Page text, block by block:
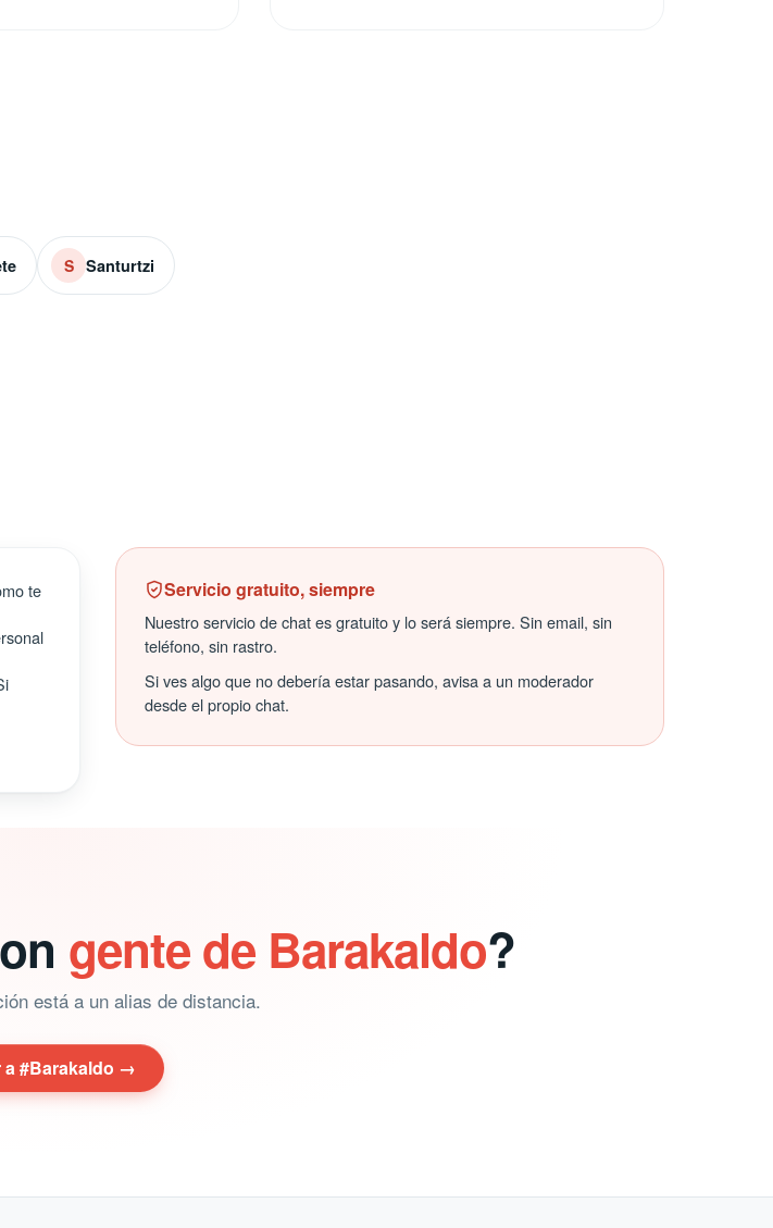
S Santurtzi
te
Servicio gratuito, siempre
Nuestro servicio de chat es gratuito y lo será siempre. Sin email, sin
teléfono, sin rastro.
Si ves algo que no debería estar pasando, avisa a un moderador
desde el propio chat.
gente de Barakaldo?
está a un alias de distancia.
a #Barakaldo →